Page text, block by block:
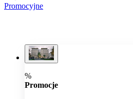
Promocyjne
%
Promocje